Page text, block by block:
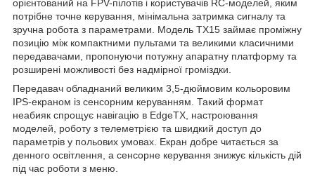
орієнтований на FPV-пілотів і користувачів RC-моделей, яким
потрібне точне керування, мінімальна затримка сигналу та
зручна робота з параметрами. Модель TX15 займає проміжну
позицію між компактними пультами та великими класичними
передавачами, пропонуючи потужну апаратну платформу та
розширені можливості без надмірної громіздки.
Передавач обладнаний великим 3,5-дюймовим кольоровим
IPS-екраном із сенсорним керуванням. Такий формат
неабияк спрощує навігацію в EdgeTX, настроювання
моделей, роботу з телеметрією та швидкий доступ до
параметрів у польових умовах. Екран добре читається за
денного освітлення, а сенсорне керування знижує кількість дій
під час роботи з меню.